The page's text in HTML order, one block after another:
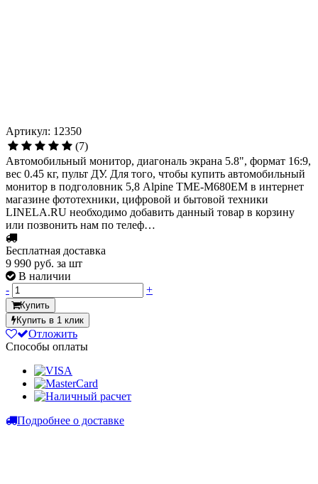
Артикул: 12350
(7)
Автомобильный монитор, диагональ экрана 5.8", формат 16:9,
вес 0.45 кг, пульт ДУ. Для того, чтобы купить автомобильный
монитор в подголовник 5,8 Alpine TME-M680EM в интернет
магазине фототехники, цифровой и бытовой техники
LINELA.RU необходимо добавить данный товар в корзину
или позвонить нам по телеф…
Бесплатная доставка
9 990 руб. за шт
В наличии
-
+
Купить
Купить в 1 клик
Отложить
Способы оплаты
Подробнее о доставке